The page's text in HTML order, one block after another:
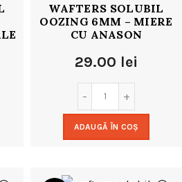
WAFTERS SOLUBIL
OOZING 6MM – MIERE
CU ANASON
29.00 lei
ADAUGĂ ÎN COȘ